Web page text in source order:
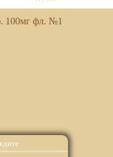
100мг фл. №1